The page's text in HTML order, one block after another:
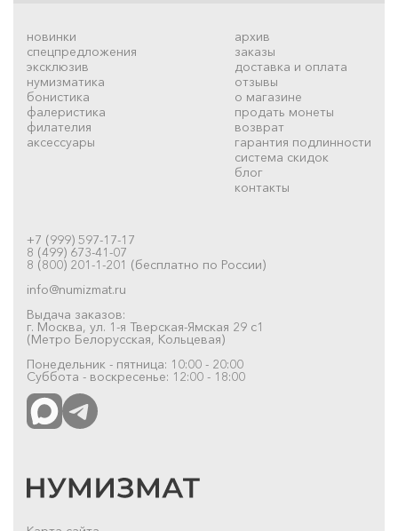
новинки
спецпредложения
эксклюзив
нумизматика
бонистика
фалеристика
филателия
аксессуары
архив
заказы
доставка и оплата
отзывы
о магазине
продать монеты
возврат
гарантия подлинности
система скидок
блог
контакты
+7 (999) 597-17-17
8 (499) 673-41-07
8 (800) 201-1-201 (бесплатно по России)
info@numizmat.ru
Выдача заказов:
г. Москва, ул. 1-я Тверская-Ямская 29 с1
(Метро Белорусская, Кольцевая)
Понедельник - пятница: 10:00 - 20:00
Суббота - воскресенье: 12:00 - 18:00